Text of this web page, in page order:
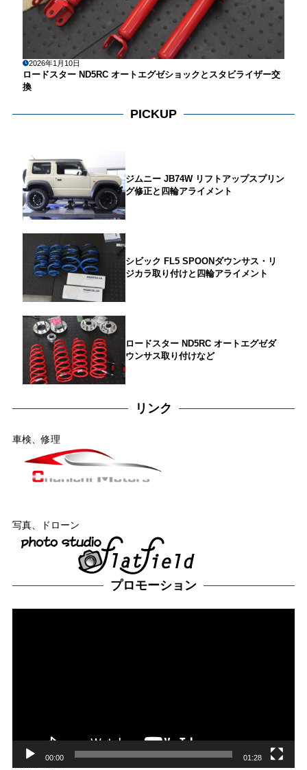
2026年1月10日
ロードスター ND5RC オートエグゼショックとスタビライザー交
換
PICKUP
ジムニー JB74W リフトアップスプリン
グ修正と四輪アライメント
シビック FL5 SPOONダウンサス・リ
ジカラ取り付けと四輪アライメント
ロードスター ND5RC オートエグゼダ
ウンサス取り付けなど
リンク
車検、修理
写真、ドローン
プロモーション
00:00 01:28